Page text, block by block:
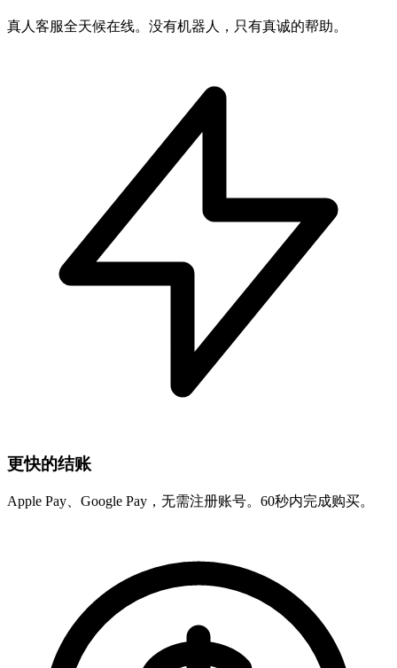
真人客服全天候在线。没有机器人，只有真诚的帮助。
更快的结账
Apple Pay、Google Pay，无需注册账号。60秒内完成购买。